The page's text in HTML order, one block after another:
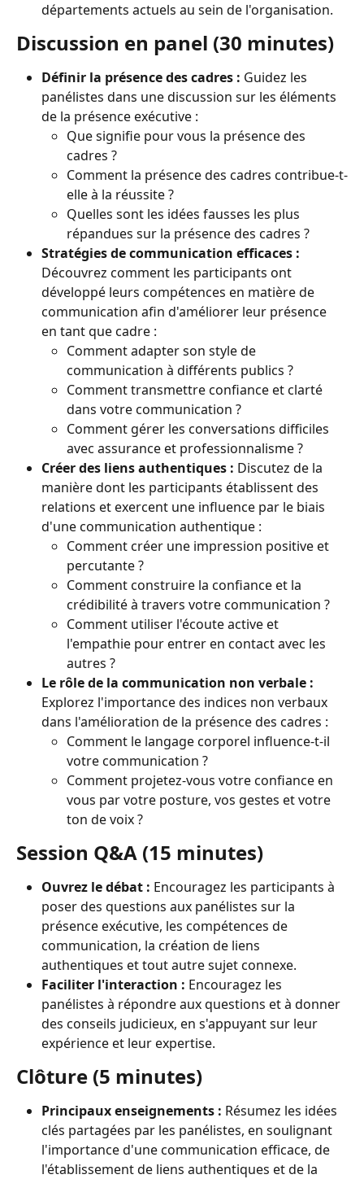
départements actuels au sein de l'organisation.
Discussion en panel (30 minutes)
Définir la présence des cadres : Guidez les
panélistes dans une discussion sur les éléments
de la présence exécutive :
Que signifie pour vous la présence des
cadres ?
Comment la présence des cadres contribue-t-
elle à la réussite ?
Quelles sont les idées fausses les plus
répandues sur la présence des cadres ?
Stratégies de communication efficaces :
Découvrez comment les participants ont
développé leurs compétences en matière de
communication afin d'améliorer leur présence
en tant que cadre :
Comment adapter son style de
communication à différents publics ?
Comment transmettre confiance et clarté
dans votre communication ?
Comment gérer les conversations difficiles
avec assurance et professionnalisme ?
Créer des liens authentiques : Discutez de la
manière dont les participants établissent des
relations et exercent une influence par le biais
d'une communication authentique :
Comment créer une impression positive et
percutante ?
Comment construire la confiance et la
crédibilité à travers votre communication ?
Comment utiliser l'écoute active et
l'empathie pour entrer en contact avec les
autres ?
Le rôle de la communication non verbale :
Explorez l'importance des indices non verbaux
dans l'amélioration de la présence des cadres :
Comment le langage corporel influence-t-il
votre communication ?
Comment projetez-vous votre confiance en
vous par votre posture, vos gestes et votre
ton de voix ?
Session Q&A (15 minutes)
Ouvrez le débat : Encouragez les participants à
poser des questions aux panélistes sur la
présence exécutive, les compétences de
communication, la création de liens
authentiques et tout autre sujet connexe.
Faciliter l'interaction : Encouragez les
panélistes à répondre aux questions et à donner
des conseils judicieux, en s'appuyant sur leur
expérience et leur expertise.
Clôture (5 minutes)
Principaux enseignements : Résumez les idées
clés partagées par les panélistes, en soulignant
l'importance d'une communication efficace, de
l'établissement de liens authentiques et de la